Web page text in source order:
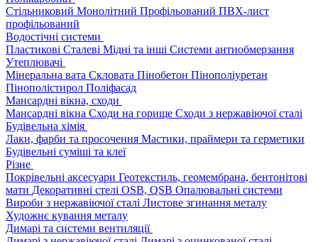
Стільниковий Монолітний Профільований ПВХ-лист
профільований
Водостічні системи
Пластикові Сталеві Мідні та інші Системи антиобмерзання
Утеплювачі
Мінеральна вата Скловата Пінобетон Пінополіуретан
Пінополістирол Поліфасад
Мансардні вікна, сходи
Мансардні вікна Сходи на горище Сходи з нержавіючої сталі
Будівельна хімія
Лаки, фарби та просочення Мастики, праймери та герметики
Будівельні суміші та клеї
Різне
Покрівельні аксесуари Геотекстиль, геомембрана, бентонітові
мати Декоративні стелі OSB, QSB Опалювальні системи
Вироби з нержавіючої сталі Листове згинання металу
Художнє кування металу
Димарі та системи вентиляції